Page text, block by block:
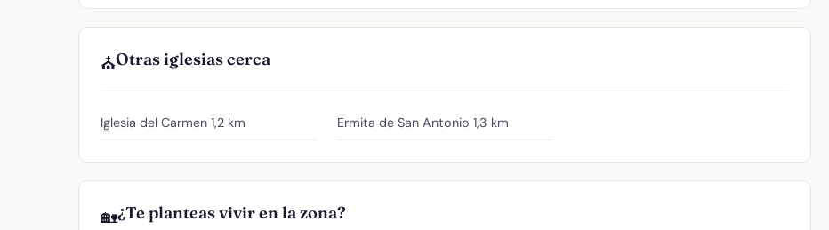
⛪Otras iglesias cerca
Iglesia del Carmen 1,2 km Ermita de San Antonio 1,3 km
🏡¿Te planteas vivir en la zona?